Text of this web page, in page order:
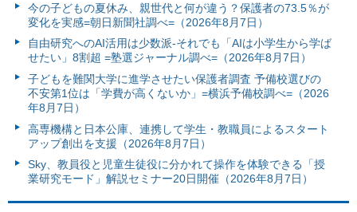
今の子どもの夏休み、親世代と何が違う？保護者の73.5％が
変化を実感=朝日新聞社調べ=（2026年8月7日）
自由研究へのAI活用は少数派-それでも「AIは小学生から学ば
せたい」8割超 =塾選ジャーナル調べ=（2026年8月7日）
子どもを難関大学に進学させたい保護者調査 予備校選びの
不安第1位は「学費が高くないか」=横浜予備校調べ=（2026
年8月7日）
高専機構と日本公庫、連携して学生・教職員によるスタート
アップ創出を支援（2026年8月7日）
Sky、教員役と児童生徒役に分かれて操作を体験できる「授
業研究モード」解説セミナー20日開催（2026年8月7日）